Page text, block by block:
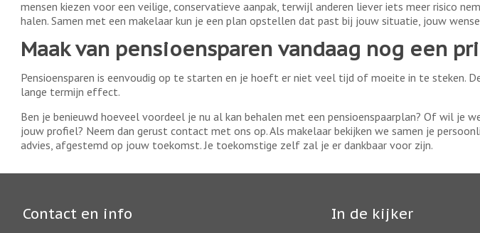
mensen kiezen voor een veilige, conservatieve aanpak, terwijl anderen liever iets meer risico
halen. Samen met een makelaar kun je een plan opstellen dat past bij jouw situatie, jouw
Maak van pensioensparen vandaag nog een
Pensioensparen is eenvoudig op te starten en je hoeft er niet veel tijd of moeite in te steken.
lange termijn effect.
Ben je benieuwd hoeveel voordeel je nu al kan behalen met een pensioenspaarplan? Of wil je
jouw profiel? Neem dan gerust contact met ons op. Als makelaar bekijken we samen je
advies, afgestemd op jouw toekomst. Je toekomstige zelf zal je er dankbaar voor zijn.
Contact en info In de kijker